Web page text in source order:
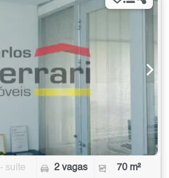
- suíte 2 vagas 70 m²